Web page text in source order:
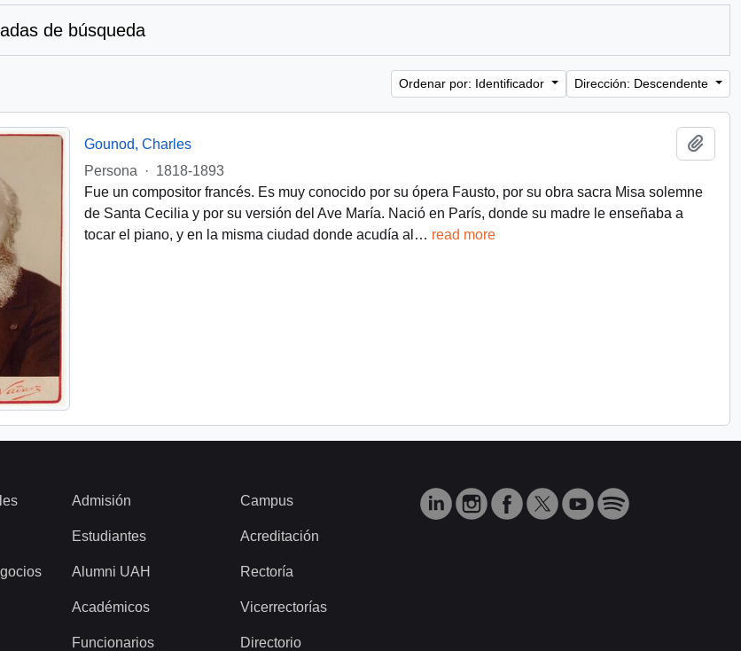
de búsqueda
Ordenar por: Identificador Dirección: Descendente
Gounod, Charles
Persona
· 1818-1893
Fue un compositor francés. Es muy conocido por su ópera Fausto, por su obra sacra Misa solemne
de Santa Cecilia y por su versión del Ave María. Nació en París, donde su madre le enseñaba a
tocar el piano, y en la misma ciudad donde acudía al … read more
Admisión
Estudiantes
Alumni UAH
Académicos
Funcionarios
Campus
Acreditación
Rectoría
Vicerrectorías
Directorio